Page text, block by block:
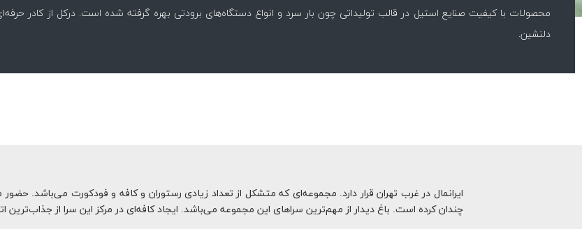
محصولات با کیفیت صنایع استیل در قالب تولیداتی چون بار سرد و انواع دستگاه‌های برودتی بهره گرفته شده است. درکل از کادر
دلنشین.
ایرانمال در غرب تهران قرار دارد. مجموعه‌ای که متشکل از تعداد زیادی رستوران و کافه و فودکورت می‌باشد.
چندان کرده است. باغ دیدار از مهم‌ترین سراهای این مجموعه می‌باشد. ایجاد کافه‌ای در مرکز این سرا از جذاب‌ترین